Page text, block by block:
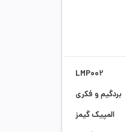
LMP002
بردگیم و فکری
المپیک گیمز